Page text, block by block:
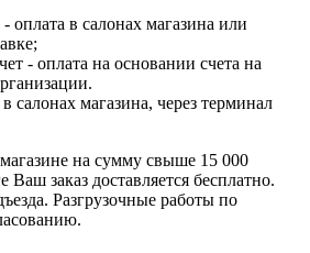
оплата в салонах магазина или
- оплата на основании счета на
салонах магазина, через терминал
на сумму свыше 15 000
Ваш заказ доставляется бесплатно.
Разгрузочные работы по